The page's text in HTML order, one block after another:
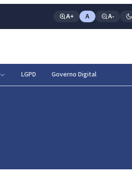
A+ A A-
LGPD Governo Digital